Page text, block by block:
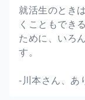
就活生のとき
くこともでき
ために、いろ
す。
-川本さん、あ